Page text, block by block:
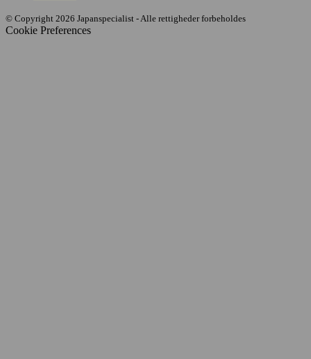
© Copyright 2026 Japanspecialist - Alle rettigheder forbeholdes
Cookie Preferences